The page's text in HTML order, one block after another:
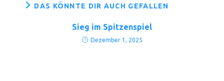
DAS KÖNNTE DIR AUCH GEFALLEN
Sieg im Spitzenspiel
Dezember 1, 2025